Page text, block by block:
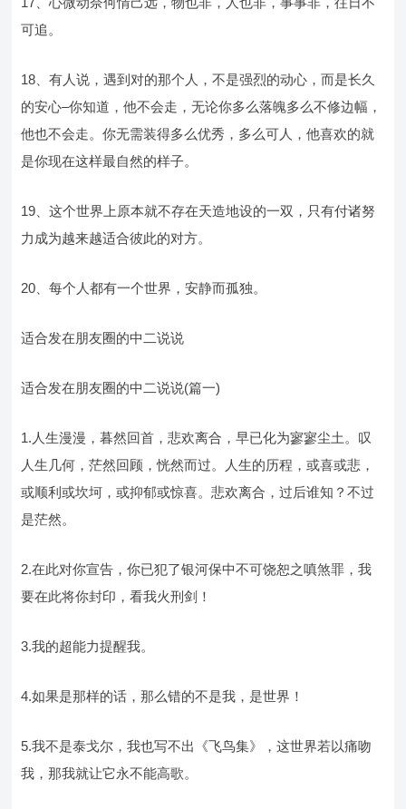
可追。
18、有人说，遇到对的那个人，不是强烈的动心，而是长久
的安心–你知道，他不会走，无论你多么落魄多么不修边幅，
他也不会走。你无需装得多么优秀，多么可人，他喜欢的就
是你现在这样最自然的样子。
19、这个世界上原本就不存在天造地设的一双，只有付诸努
力成为越来越适合彼此的对方。
20、每个人都有一个世界，安静而孤独。
适合发在朋友圈的中二说说
适合发在朋友圈的中二说说(篇一)
1.人生漫漫，暮然回首，悲欢离合，早已化为寥寥尘土。叹
人生几何，茫然回顾，恍然而过。人生的历程，或喜或悲，
或顺利或坎坷，或抑郁或惊喜。悲欢离合，过后谁知？不过
是茫然。
2.在此对你宣告，你已犯了银河保中不可饶恕之嗔煞罪，我
要在此将你封印，看我火刑剑！
3.我的超能力提醒我。
4.如果是那样的话，那么错的不是我，是世界！
5.我不是泰戈尔，我也写不出《飞鸟集》，这世界若以痛吻
我，那我就让它永不能高歌。